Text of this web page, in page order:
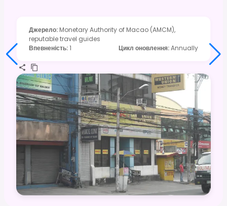
Джерело: Monetary Authority of Macao (AMCM),
reputable travel guides
Впевненість:1 Цикл оновлення:Annually